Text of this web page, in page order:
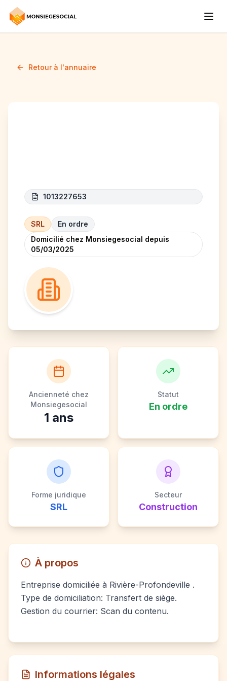
Retour à l'annuaire
1013227653
SRL
En ordre
Domicilié chez Monsiegesocial depuis
05/03/2025
Ancienneté chez
Monsiegesocial
1 ans
Statut
En ordre
Forme juridique
SRL
Secteur
Construction
À propos
Entreprise domiciliée à Rivière-Profondeville .
Type de domiciliation: Transfert de siège.
Gestion du courrier: Scan du contenu.
Informations légales